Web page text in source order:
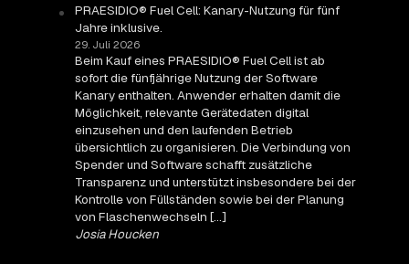
PRAESIDIO® Fuel Cell: Kanary-Nutzung für fünf
Jahre inklusive.
29. Juli 2026
Beim Kauf eines PRAESIDIO® Fuel Cell ist ab
sofort die fünfjährige Nutzung der Software
Kanary enthalten. Anwender erhalten damit die
Möglichkeit, relevante Gerätedaten digital
einzusehen und den laufenden Betrieb
übersichtlich zu organisieren. Die Verbindung von
Spender und Software schafft zusätzliche
Transparenz und unterstützt insbesondere bei der
Kontrolle von Füllständen sowie bei der Planung
von Flaschenwechseln […]
Josia Houcken